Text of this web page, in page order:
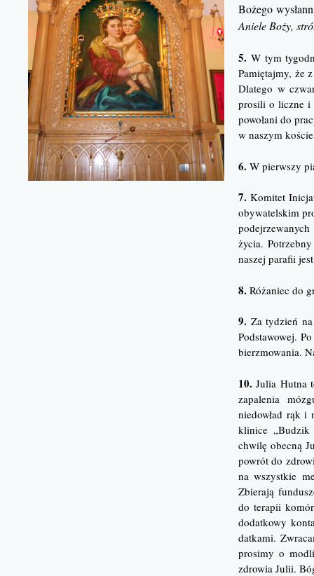
Bożego
Aniele Boży,
5. W tym
Pamiętajmy, że
Dlatego w
prosili o liczne i
powołani do
w naszym
6. W pierwszy
7. Komitet
obywatelskim
życia.
naszej parafii
8. Różaniec do
9. Za tydzień
Podstawowej.
bierzmowania.
10. Julia Hutna
zapalenia
niedowład rąk
klinice „Budzik
chwilę obecną
powrót do
na wszystkie
Zbierają
do terapii
dodatkowy
datkami.
prosimy o
zdrowia Julii.